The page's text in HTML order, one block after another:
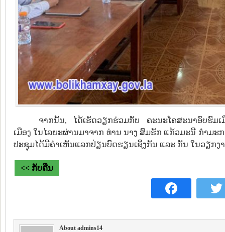
ຈາກນັ້ນ, ໄດ້ເຮັດວຽກຮ່ວມກັບ ຄະນະໂຄສະນາອົບຮົມເ
ເມືອງ ໃນໄລຍະຜ່ານມາຈາກ ທ່ານ ນາງ ສົມຮັກ ແກ້ວມະນີ ກໍາມ
ປະຊຸມໄດ້ມີຄໍາເຫັນແລກປ່ຽນບົດຮຽນເຊິ່ງກັນ ແລະ ກັນ ໃນວຽກງ
<< ກັບຄືນ
About admins14